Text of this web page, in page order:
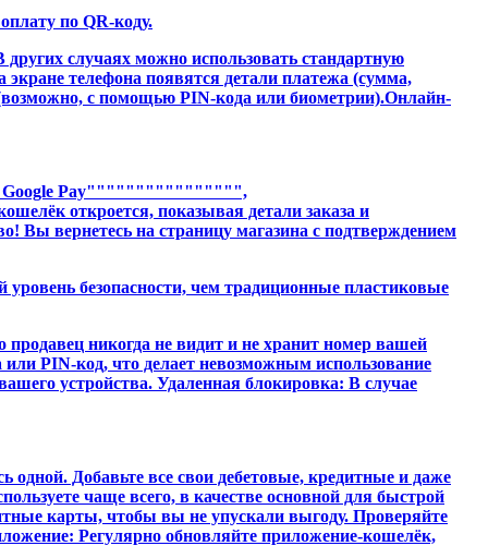
по QR-коду.
случаях можно использовать стандартную
телефона появятся детали платежа (сумма,
с помощью PIN-кода или биометрии).Онлайн-
Google Pay"""""""""""""""",
откроется, показывая детали заказа и
Вы вернетесь на страницу магазина с подтверждением
безопасности, чем традиционные пластиковые
никогда не видит и не хранит номер вашей
PIN-код, что делает невозможным использование
устройства. Удаленная блокировка: В случае
Добавьте все свои дебетовые, кредитные и даже
чаще всего, в качестве основной для быстрой
карты, чтобы вы не упускали выгоду. Проверяйте
Регулярно обновляйте приложение-кошелёк,